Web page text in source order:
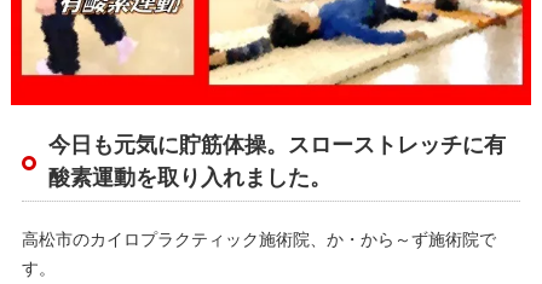
今日も元気に貯筋体操。スローストレッチに有
酸素運動を取り入れました。
高松市のカイロプラクティック施術院、か・から～ず施術院で
す。